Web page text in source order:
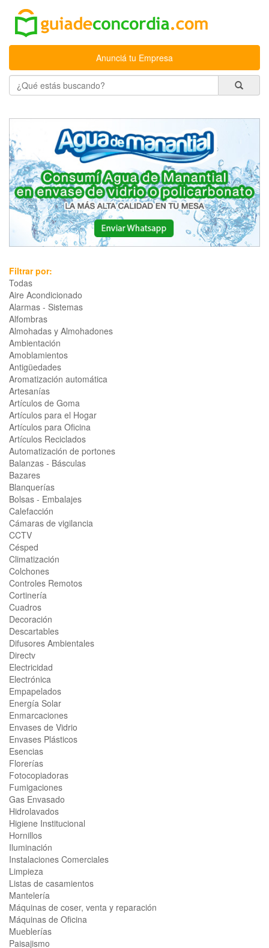
Anunciá tu Empresa
Filtrar por:
Todas
Aire Acondicionado
Alarmas - Sistemas
Alfombras
Almohadas y Almohadones
Ambientación
Amoblamientos
Antigüedades
Aromatización automática
Artesanías
Artículos de Goma
Artículos para el Hogar
Artículos para Oficina
Artículos Reciclados
Automatización de portones
Balanzas - Básculas
Bazares
Blanquerías
Bolsas - Embalajes
Calefacción
Cámaras de vigilancia
CCTV
Césped
Climatización
Colchones
Controles Remotos
Cortinería
Cuadros
Decoración
Descartables
Difusores Ambientales
Directv
Electricidad
Electrónica
Empapelados
Energía Solar
Enmarcaciones
Envases de Vidrio
Envases Plásticos
Esencias
Florerías
Fotocopiadoras
Fumigaciones
Gas Envasado
Hidrolavados
Higiene Institucional
Hornillos
Iluminación
Instalaciones Comerciales
Limpieza
Listas de casamientos
Mantelería
Máquinas de coser, venta y reparación
Máquinas de Oficina
Mueblerías
Paisajismo